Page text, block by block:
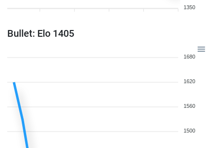
1350
Bullet: Elo 1405
1680
1620
1560
1500